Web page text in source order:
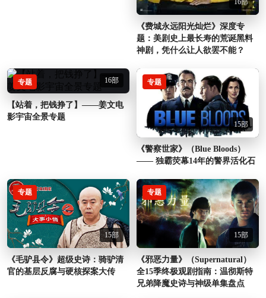
16部
《费城永远阳光灿烂》深度专
题：美剧史上最长寿的荒诞黑料
神剧，凭什么让人欲罢不能？
专题 16部
【站着，把钱挣了】——姜文电
影宇宙全景专题
专题
15部
《警察世家》（Blue Bloods）
—— 独霸荧幕14年的警界活化石
专题
15部
《毛驴县令》超级史诗：骑驴清
官的基层反腐与硬核探案大传
专题
15部
《邪恶力量》（Supernatural）
全15季终极观剧指南：温彻斯特
兄弟降魔史诗与神级单集盘点